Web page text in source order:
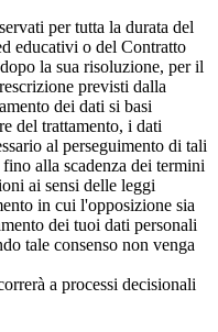
per tutta la durata del
educativi o del Contratto
la sua risoluzione, per il
previsti dalla
dei dati si basi
del trattamento, i dati
al perseguimento di tali
alla scadenza dei termini
ai sensi delle leggi
in cui l'opposizione sia
dei tuoi dati personali
tale consenso non venga
a processi decisionali